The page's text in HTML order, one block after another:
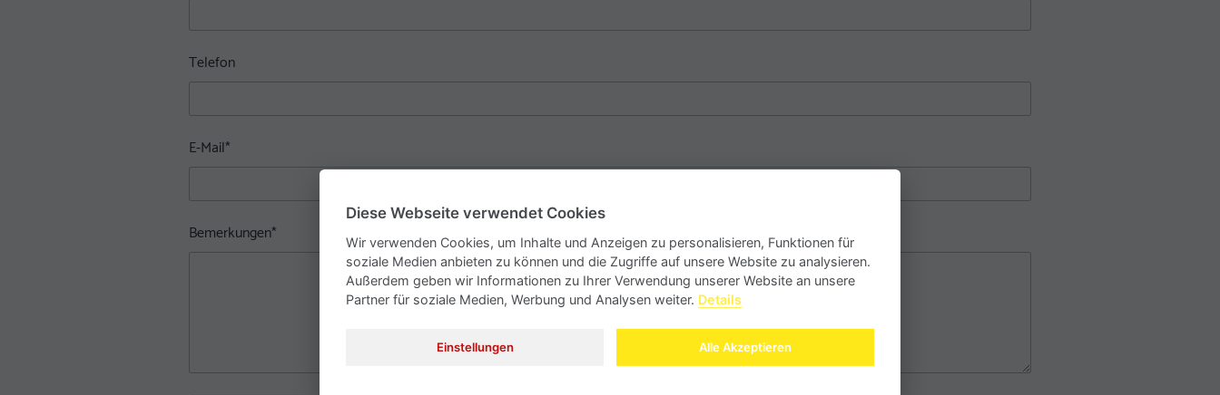
Telefon
E-Mail*
Bemerkungen*
Diese Webseite verwendet Cookies
Wir verwenden Cookies, um Inhalte und Anzeigen zu personalisieren, Funktionen für
soziale Medien anbieten zu können und die Zugriffe auf unsere Website zu analysieren.
Außerdem geben wir Informationen zu Ihrer Verwendung unserer Website an unsere
Partner für soziale Medien, Werbung und Analysen weiter. Details
Einstellungen Alle Akzeptieren